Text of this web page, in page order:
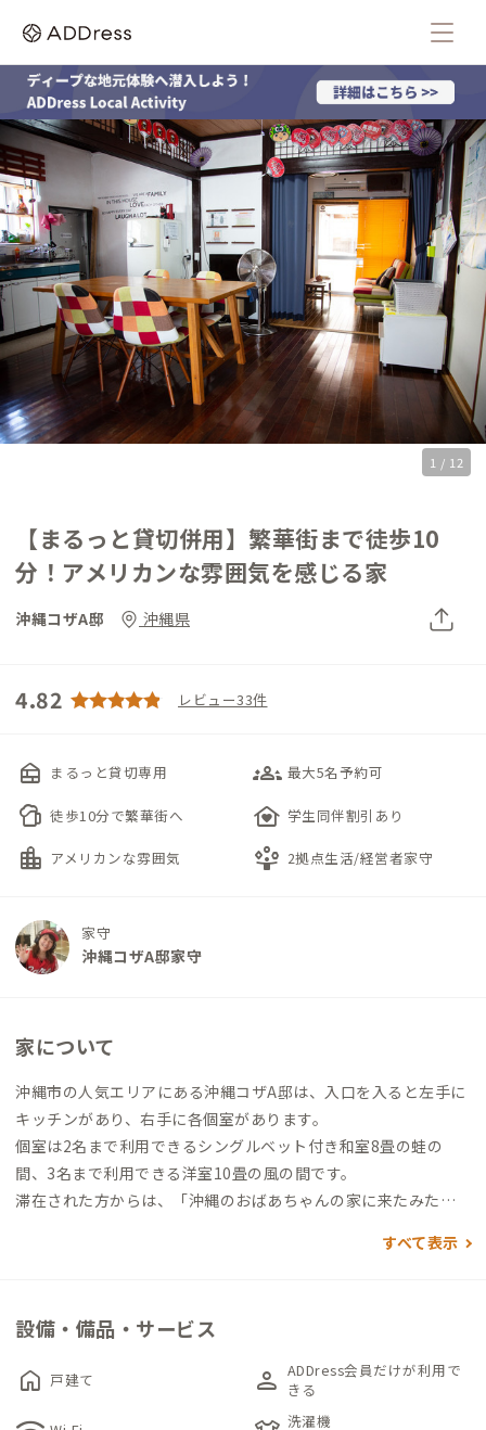
1 / 12
【まるっと貸切併用】繁華街まで徒歩10
分！アメリカンな雰囲気を感じる家
沖縄コザA邸 沖縄県
4.82 レビュー33件
nest_multi_room まるっと貸切専用 groups_3 最大5名予約可
sports_bar 徒歩10分で繁華街へ family_home 学生同伴割引あり
location_city アメリカンな雰囲気 person_play 2拠点生活/経営者家守
家守
沖縄コザA邸家守
家について
沖縄市の人気エリアにある沖縄コザA邸は、入口を入ると左手に
キッチンがあり、右手に各個室があります。
個室は2名まで利用できるシングルベット付き和室8畳の蛙の
間、3名まで利用できる洋室10畳の風の間です。
滞在された方からは、「沖縄のおばあちゃんの家に来たみた
家族やパートナーとゆっくり過ごす沖縄滞在におすすめです。
お風呂はシャワーのみですが、徒歩16分ほどのところにある沖
縄で唯一の銭湯「中乃湯」でタイムスリップしたような感覚を
味わうことができます。
また、家から徒歩1分の所にある「御宮」がパワースポットでも
すべて表示
設備・備品・サービス
home 戸建て person ADDress会員だけが利用で
きる
洗濯機